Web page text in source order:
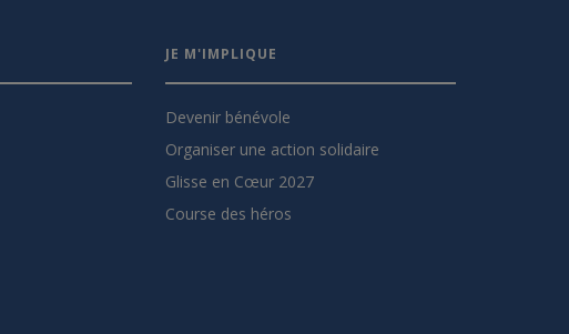
JE M'IMPLIQUE
Devenir bénévole
Organiser une action solidaire
Glisse en Cœur 2027
Course des héros